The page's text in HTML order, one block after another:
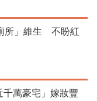
所」維生 不盼紅
千萬豪宅」嫁妝豐